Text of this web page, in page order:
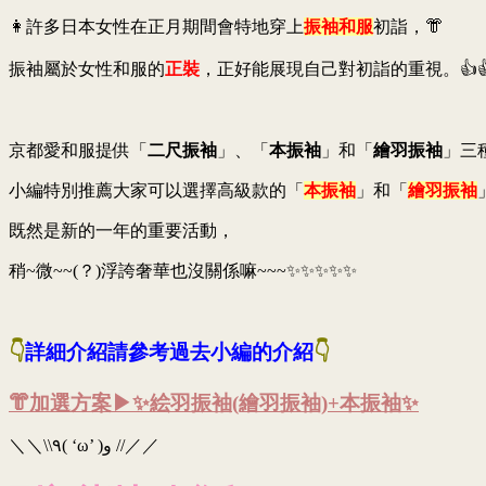
👩許多日本女性在正月期間會特地穿上振袖和服初詣，👘
振袖屬於女性和服的正裝 ，正好能展現自己對初詣的重視。
京都愛和服提供「 二尺振袖 」、「 本振袖 」和「 繪羽振袖 」三
小編特別推薦大家可以選擇高級款的「 本振袖 」和「 繪羽振袖
既然是新的一年的重要活動，
稍~微~~(？)浮誇奢華也沒關係嘛~~~✨✨✨✨✨
👇詳細介紹請參考過去小編的介紹👇
👘加選方案▶✨絵羽振袖(繪羽振袖)+本振袖✨
＼＼\\٩( ‘ω’ )و //／／